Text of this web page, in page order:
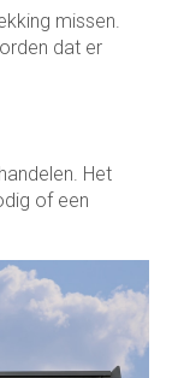
missen.
dat er
Het
of een